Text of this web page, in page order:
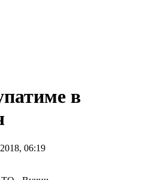
в
06:19